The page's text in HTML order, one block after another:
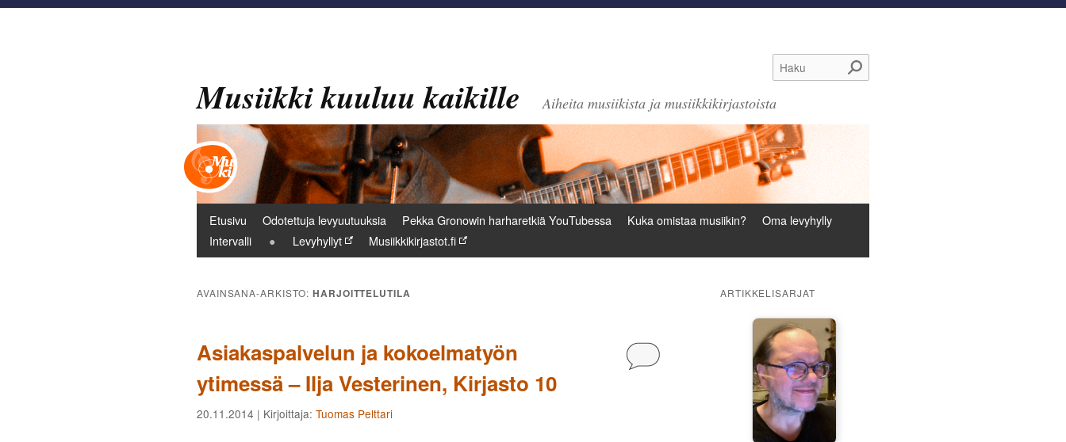
Haku
Musiikki kuuluu kaikille Aiheita musiikista ja musiikkikirjastoista
Päävalikko
Etusivu Odotettuja levyuutuuksia Pekka Gronowin harharetkiä YouTubessa Kuka omistaa musiikin?
Oma levyhylly
Intervalli
Levyhyllyt Musiikkikirjastot.fi
AVAINSANA-ARKISTO:HARJOITTELUTILA
Asiakaspalvelun ja kokoelmatyön
ytimessä – Ilja Vesterinen, Kirjasto 10
Kommentoi
20.11.2014 | Kirjoittaja: Tuomas Pelttari
ARTIKKELISARJAT